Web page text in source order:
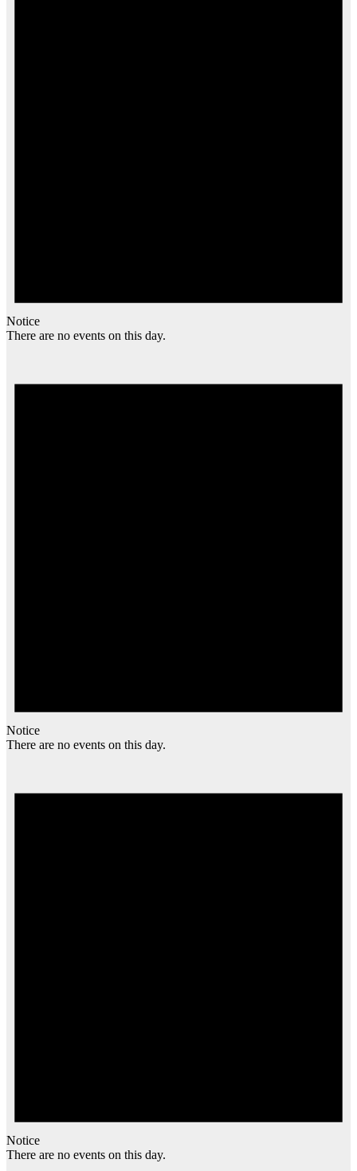
Notice
There are no events on this day.
Notice
There are no events on this day.
Notice
There are no events on this day.